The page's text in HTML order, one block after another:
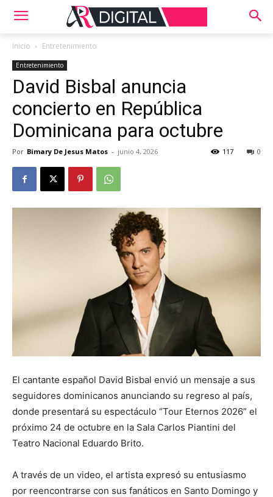
Inicio Entretenimiento
Entretenimiento
David Bisbal anuncia
concierto en República
Dominicana para octubre
Por Bimary De Jesus Matos - junio 4, 2026 0
117
El cantante español David Bisbal envió un mensaje a sus
seguidores dominicanos anunciando su regreso al país,
donde presentará su espectáculo “Tour Eternos 2026” el
próximo 24 de octubre en la Sala Carlos Piantini del
Teatro Nacional Eduardo Brito.
A través de un video, el artista expresó su entusiasmo
por reencontrarse con sus fanáticos en Santo Domingo y